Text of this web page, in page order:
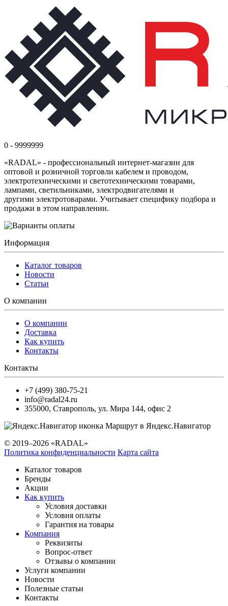
0 - 9999999
«RADAL» - профессиональный интернет-магазин для
оптовой и розничной торговли кабелем и проводом,
электротехническими и светотехническими товарами,
лампами, светильниками, электродвигателями и
другими электротоварами. Учитывает специфику подбора и
продажи в этом направлении.
Информация
Каталог товаров
Новости
Статьи
О компании
О компании
Доставка
Как купить
Контакты
Контакты
+7 (499) 380-75-21
info@radal24.ru
355000, Ставрополь, ул. Мира 144, офис 2
Маршрут в Яндекс.Навигатор
© 2019–2026 «RADAL»
Политика конфиденциальности Карта сайта
Каталог товаров
Бренды
Акции
Как купить
Условия доставки
Условия оплаты
Гарантия на товары
Компания
Реквизиты
Вопрос-ответ
Отзывы о компании
Услуги компании
Новости
Полезные статьи
Контакты